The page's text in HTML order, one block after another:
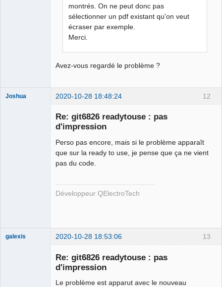
montrés. On ne peut donc pas
sélectionner un pdf existant qu'on veut
écraser par exemple.
Merci.
Avez-vous regardé le problème ?
12
Joshua 2020-10-28 18:48:24
Re: git6826 readytouse : pas
d'impression
Perso pas encore, mais si le problème apparaît
que sur la ready to use, je pense que ça ne vient
pas du code.
Développeur QElectroTech
13
galexis 2020-10-28 18:53:06
Re: git6826 readytouse : pas
d'impression
Le problème est apparut avec le nouveau